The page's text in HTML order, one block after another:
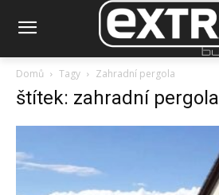
Domů Tagy Zahradní pergola
štítek: zahradní pergola